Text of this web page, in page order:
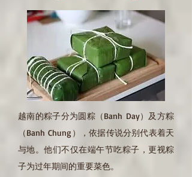
越南的粽子分为圆粽（Banh Day）及方粽
（Banh Chung），依据传说分别代表着天
与地。他们不仅在端午节吃粽子，更视粽
子为过年期间的重要菜色。